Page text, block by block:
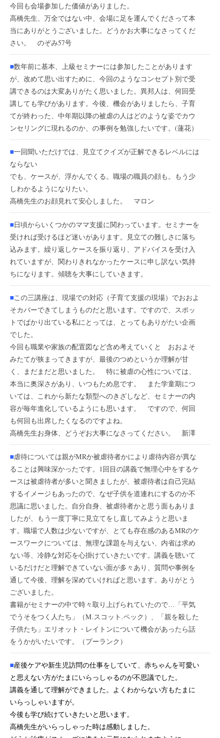
今回も会場参加した価値がありました。
高橋先生、万全ではない中、会場に足を運んでくださって本
当にありがとうございました。どうかお大事になさってくだ
さい。 のぞみ57号
■数年前に基本、上級セミナーには参加したことがあります
が、改めて思い出すために、今回のようなコンセプト別で受
講できるのは大変ありがたく思いました。異邦人は、何回受
講しても学びがあります。今後、機会がありましたら、子育
てが終わった、中年期以降の被虐の人はどのような姿でカウ
ンセリングに現れるのか、の事例を勉強したいです。(蓮花）
■一回聞いただけでは、見立てクイズが正解できるレベルには
ならない
でも、ケースが、浮かんでくる。職場の職員の顔も。もう少
しわかるようになりたい。
高橋先生のお顔見れて安心しました。 マロン
■日頃からいくつかのママ支援に関わっています。セミナーを
受ければ受けるほど迷いがあります。見立ての難しさに落ち
込みます。繰り返しケースを振り返り、アドバイスを受け入
れていますが、関わりきれなかったケースに申し訳ない気持
ちになります。傾聴を大事にしていきます。
■この三講座は、現場での対応（子育て支援の現場）でおおよ
そカバーできてしまうものだと思います。ですので、スポッ
トでばかり出ている私にとっては、とってもありがたい企画
でした。
今回も職業や家族の配置図など含め考えていくと おおよそ
みたてが狭まってきますが、最後のつめというか理解が甘
く、まだまだと思いました。 特に被虐の心性については、
本当に奥深さがあり、いつもため息です。 また学童期につ
いては、これから新たな類型へのきざしなど、セミナーの内
容が毎年進化しているようにも思います。 ですので、何回
も何回も出席したくなるのですよね。
高橋先生お身体、どうぞお大事になさってください。 新澤
■虐待については親がMRか被虐待者かにより虐待内容が異な
ることは興味深かったです。1回目の講義で無理心中をするケ
ースは被虐待者が多いと聞きましたが、被虐待者は自己完結
するイメージもあったので、なぜ子供を道連れにするのか不
思議に思いました。自分自身、被虐待者かと思う面もありま
したが、もう一度丁寧に見立てをし直してみようと思いま
す。職場で人数は少ないですが、とても存在感のあるMRのケ
ースワークについては、無理な課題を与えない、内省は求め
ない等、冷静な対応を心掛けていきたいです。講義を聴いて
いるだけだと理解できていない面が多々あり、質問や事例を
通して今後、理解を深めていければと思います。ありがとう
ございました。
書籍がセミナーの中で時々取り上げられていたので…「平気
でうそをつく人たち」（M.スコット.ペック）、「親を殺した
子供たち」エリオット・レイトンについて機会があったら話
をうかがいたいです。（プーランク）
■産後ケアや新生児訪問の仕事をしていて、赤ちゃんを可愛い
と思えない方がたまにいらっしゃるのが不思議でした。
講義を通して理解ができました。よくわからない方もたまに
いらっしゃいますが。
今後も学び続けていきたいと思います。
高橋先生がいらっしゃった時は感動しました。